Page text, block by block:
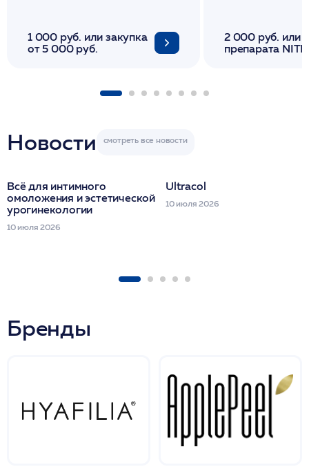
1 000 руб. или закупка
от 5 000 руб.
2 000 руб. или
препарата
Новости
Всё для интимного
омоложения и эстетической
урогинекологии
10 июля 2026
Ultracol
10 июля 2026
Бренды